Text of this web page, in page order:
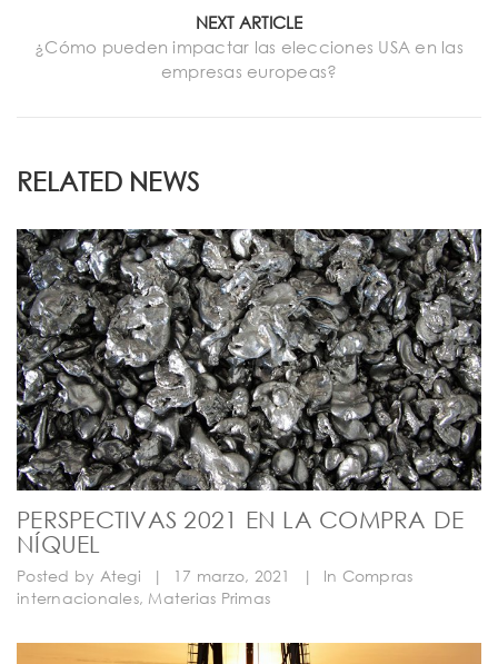
NEXT ARTICLE
¿Cómo pueden impactar las elecciones USA en las
empresas europeas?
RELATED NEWS
PERSPECTIVAS 2021 EN LA COMPRA DE
NÍQUEL
Posted by Ategi | 17 marzo, 2021 | In Compras
internacionales, Materias Primas